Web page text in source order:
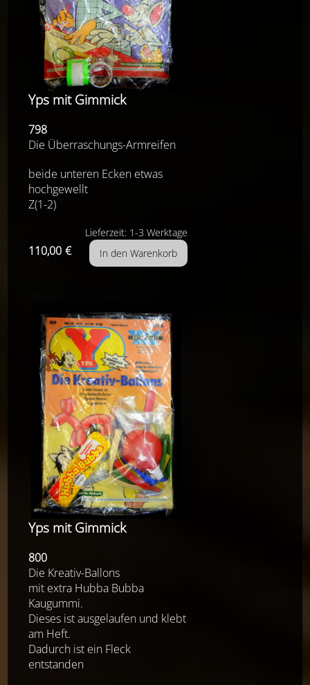
Yps mit Gimmick
798
Die Überraschungs-Armreifen
beide unteren Ecken etwas
hochgewellt
Z(1-2)
Lieferzeit: 1-3 Werktage
110,00 €
Yps mit Gimmick
800
Die Kreativ-Ballons
mit extra Hubba Bubba
Kaugummi.
Dieses ist ausgelaufen und klebt
am Heft.
Dadurch ist ein Fleck
entstanden